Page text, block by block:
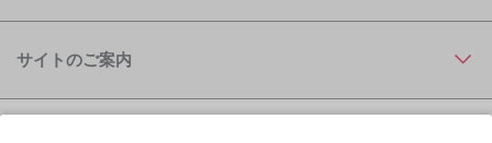
サイトのご案内